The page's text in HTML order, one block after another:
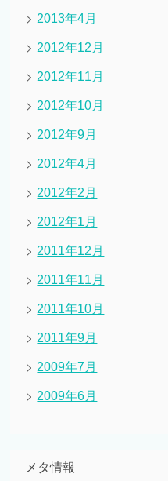
2013年4月
2012年12月
2012年11月
2012年10月
2012年9月
2012年4月
2012年2月
2012年1月
2011年12月
2011年11月
2011年10月
2011年9月
2009年7月
2009年6月
メタ情報